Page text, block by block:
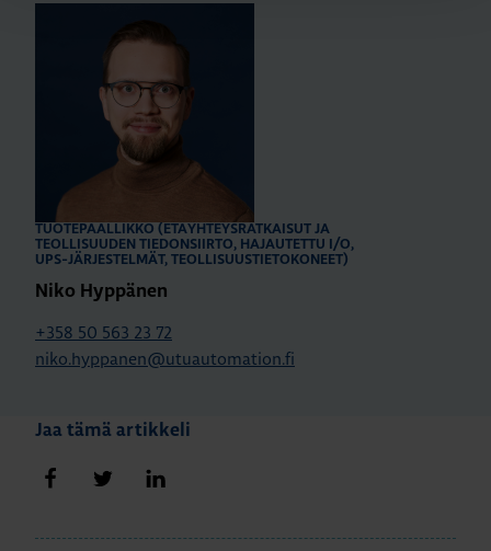
TUOTEPÄÄLLIKKÖ (ETÄYHTEYSRATKAISUT JA
TEOLLISUUDEN TIEDONSIIRTO, HAJAUTETTU I/O,
UPS-JÄRJESTELMÄT, TEOLLISUUSTIETOKONEET)
Niko Hyppänen
+358 50 563 23 72
niko.hyppanen@utuautomation.fi
Jaa tämä artikkeli
Jaa FacebookissaJaa Twitterissä